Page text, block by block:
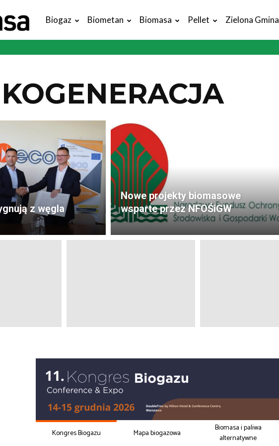
Magazyn
Biogaz Biometan Biomasa Pellet Zielona Gmina
z węgla
Nowe projekty biomasowe
wsparte przez NFOŚiGW
Kongres Biogazu Mapa biogazowa
Biomasa i paliwa
alternatywne